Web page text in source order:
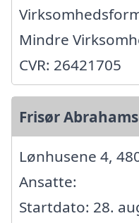
Mindre
CVR: 26421705
Frisør
Lønhusene 4,
Ansatte:
Startdato: 28.